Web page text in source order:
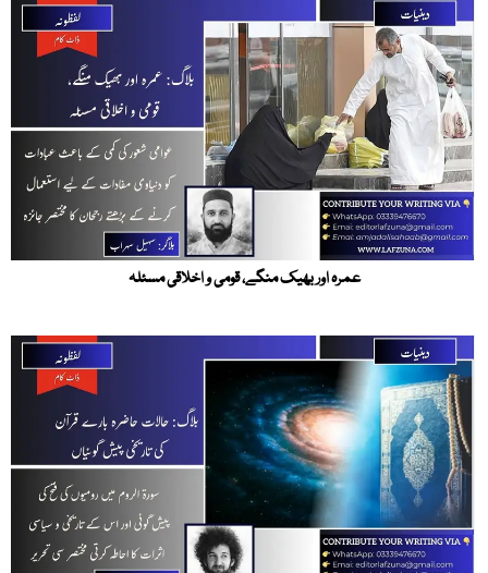
عمرہ اور بھیک منگے، قومی و اخلاقی مسئلہ